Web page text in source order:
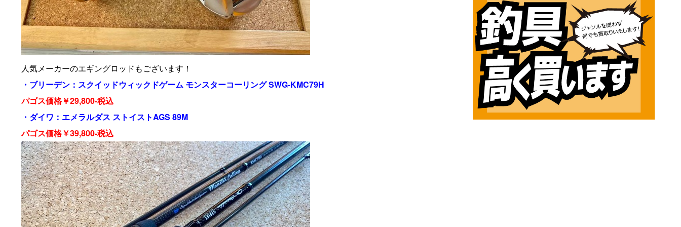
人気メーカーのエギングロッドもございます！
・ブリーデン：スクイッドウィックドゲーム モンスターコーリング SWG-KMC79H
パゴス価格￥29,800-税込
・ダイワ：エメラルダス ストイストAGS 89M
パゴス価格￥39,800-税込